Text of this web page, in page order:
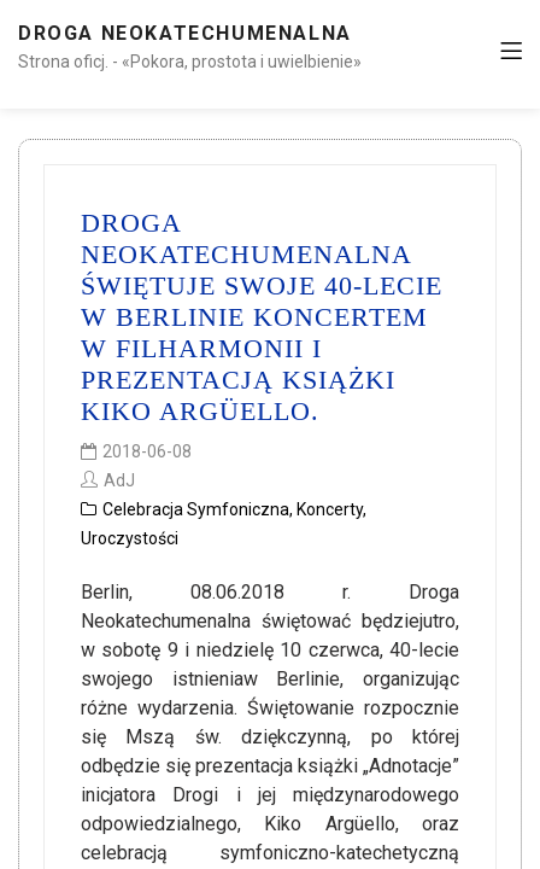
DROGA NEOKATECHUMENALNA
Strona oficj. - «Pokora, prostota i uwielbienie»
DROGA
NEOKATECHUMENALNA
ŚWIĘTUJE SWOJE 40-LECIE
W BERLINIE KONCERTEM
W FILHARMONII I
PREZENTACJĄ KSIĄŻKI
KIKO ARGÜELLO.
2018-06-08
AdJ
Celebracja Symfoniczna, Koncerty,
Uroczystości
Berlin, 08.06.2018 r. Droga
Neokatechumenalna świętować będziejutro,
w sobotę 9 i niedzielę 10 czerwca, 40-lecie
swojego istnieniaw Berlinie, organizując
różne wydarzenia. Świętowanie rozpocznie
się Mszą św. dziękczynną, po której
odbędzie się prezentacja książki „Adnotacje”
inicjatora Drogi i jej międzynarodowego
odpowiedzialnego, Kiko Argüello, oraz
celebracją symfoniczno-katechetyczną